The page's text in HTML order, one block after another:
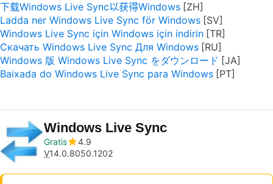
下载Windows Live Sync以获得Windows
Ladda ner Windows Live Sync för Windows
Windows Live Sync için Windows için indirin
Скачать Windows Live Sync Для Windows
Windows 版 Windows Live Sync をダウンロード
Baixada do Windows Live Sync para Windows
Windows Live Sync
Gratis
4.9
V14.0.8050.1202